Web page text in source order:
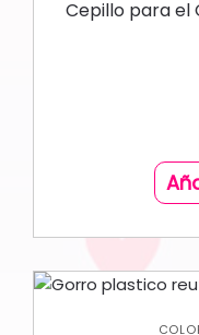
Cepillo para el